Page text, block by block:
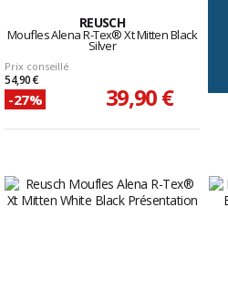
REUSCH
Moufles Alena R-Tex® Xt Mitten Black
Silver
Prix conseillé
54,90 €
-27% 39,90 €